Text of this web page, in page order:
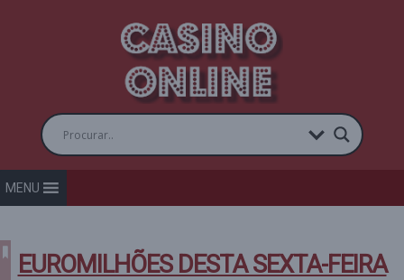
MENU
EUROMILHÕES DESTA SEXTA-FEIRA